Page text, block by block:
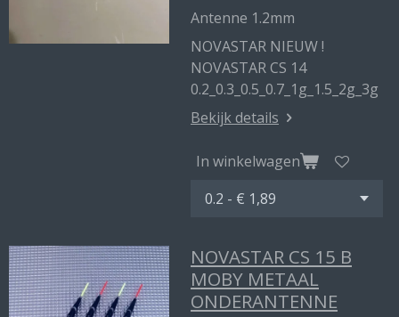
Antenne 1.2mm
NOVASTAR NIEUW !
NOVASTAR CS 14
0.2_0.3_0.5_0.7_1g_1.5_2g_3g
Bekijk details
In winkelwagen
NOVASTAR CS 15 B
MOBY METAAL
ONDERANTENNE